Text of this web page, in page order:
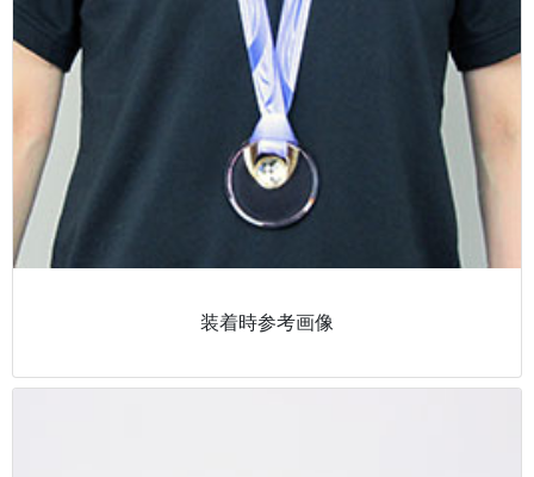
装着時参考画像